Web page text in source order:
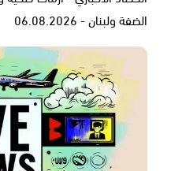
الضفة ولبنان - 06.08.2026